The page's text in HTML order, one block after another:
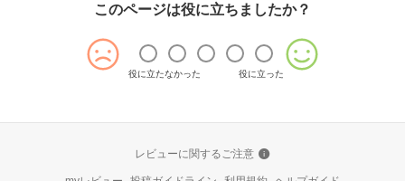
このページは役に立ちましたか？
役に立たなかった 役に立った
レビューに関するご注意